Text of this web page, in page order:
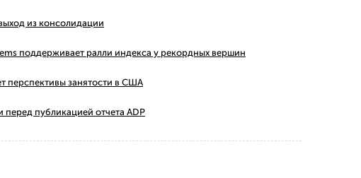
из консолидации
поддерживает ралли индекса у рекордных вершин
перспективы занятости в США
публикацией отчета ADP